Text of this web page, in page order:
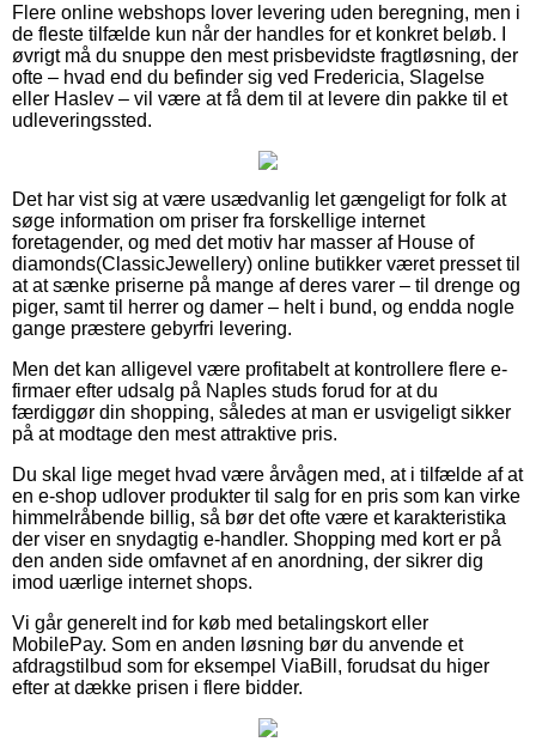
Flere online webshops lover levering uden beregning, men i
de fleste tilfælde kun når der handles for et konkret beløb. I
øvrigt må du snuppe den mest prisbevidste fragtløsning, der
ofte – hvad end du befinder sig ved Fredericia, Slagelse
eller Haslev – vil være at få dem til at levere din pakke til et
udleveringssted.
Det har vist sig at være usædvanlig let gængeligt for folk at
søge information om priser fra forskellige internet
foretagender, og med det motiv har masser af House of
diamonds(ClassicJewellery) online butikker været presset til
at at sænke priserne på mange af deres varer – til drenge og
piger, samt til herrer og damer – helt i bund, og endda nogle
gange præstere gebyrfri levering.
Men det kan alligevel være profitabelt at kontrollere flere e-
firmaer efter udsalg på Naples studs forud for at du
færdiggør din shopping, således at man er usvigeligt sikker
på at modtage den mest attraktive pris.
Du skal lige meget hvad være årvågen med, at i tilfælde af at
en e-shop udlover produkter til salg for en pris som kan virke
himmelråbende billig, så bør det ofte være et karakteristika
der viser en snydagtig e-handler. Shopping med kort er på
den anden side omfavnet af en anordning, der sikrer dig
imod uærlige internet shops.
Vi går generelt ind for køb med betalingskort eller
MobilePay. Som en anden løsning bør du anvende et
afdragstilbud som for eksempel ViaBill, forudsat du higer
efter at dække prisen i flere bidder.